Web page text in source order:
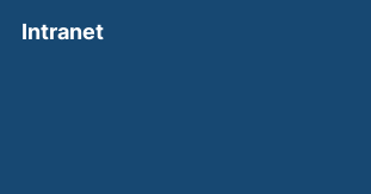
Intranet(external link, opens in a